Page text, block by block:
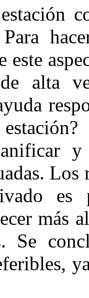
Para
este
alta
Los
es
más
Se